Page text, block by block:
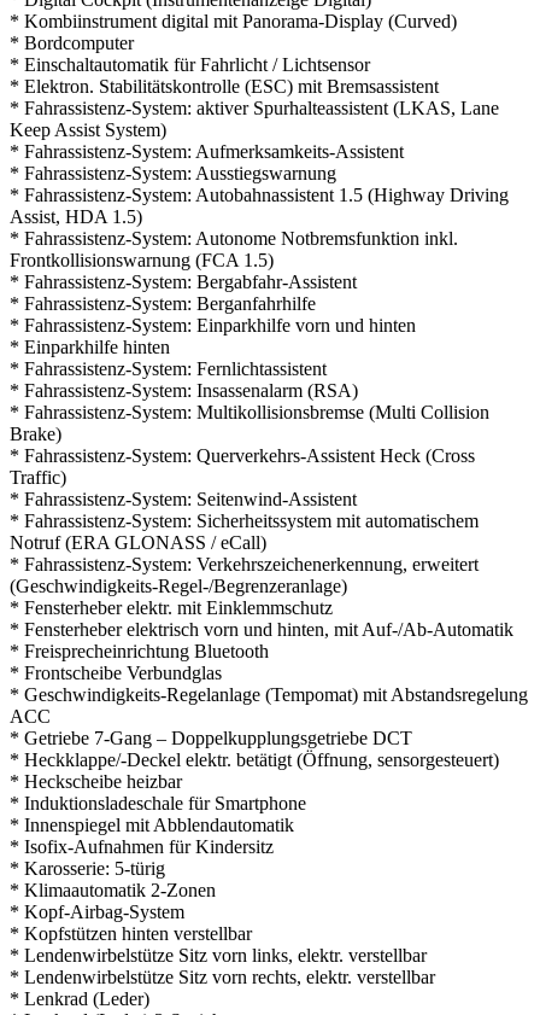
* Kombiinstrument digital mit Panorama-Display (Curved)
* Bordcomputer
* Einschaltautomatik für Fahrlicht / Lichtsensor
* Elektron. Stabilitätskontrolle (ESC) mit Bremsassistent
* Fahrassistenz-System: aktiver Spurhalteassistent (LKAS, Lane
Keep Assist System)
* Fahrassistenz-System: Aufmerksamkeits-Assistent
* Fahrassistenz-System: Ausstiegswarnung
* Fahrassistenz-System: Autobahnassistent 1.5 (Highway Driving
Assist, HDA 1.5)
* Fahrassistenz-System: Autonome Notbremsfunktion inkl.
Frontkollisionswarnung (FCA 1.5)
* Fahrassistenz-System: Bergabfahr-Assistent
* Fahrassistenz-System: Berganfahrhilfe
* Fahrassistenz-System: Einparkhilfe vorn und hinten
* Einparkhilfe hinten
* Fahrassistenz-System: Fernlichtassistent
* Fahrassistenz-System: Insassenalarm (RSA)
* Fahrassistenz-System: Multikollisionsbremse (Multi Collision
Brake)
* Fahrassistenz-System: Querverkehrs-Assistent Heck (Cross
Traffic)
* Fahrassistenz-System: Seitenwind-Assistent
* Fahrassistenz-System: Sicherheitssystem mit automatischem
Notruf (ERA GLONASS / eCall)
* Fahrassistenz-System: Verkehrszeichenerkennung, erweitert
(Geschwindigkeits-Regel-/Begrenzeranlage)
* Fensterheber elektr. mit Einklemmschutz
* Fensterheber elektrisch vorn und hinten, mit Auf-/Ab-Automatik
* Freisprecheinrichtung Bluetooth
* Frontscheibe Verbundglas
* Geschwindigkeits-Regelanlage (Tempomat) mit Abstandsregelung
ACC
* Getriebe 7-Gang – Doppelkupplungsgetriebe DCT
* Heckklappe/-Deckel elektr. betätigt (Öffnung, sensorgesteuert)
* Heckscheibe heizbar
* Induktionsladeschale für Smartphone
* Innenspiegel mit Abblendautomatik
* Isofix-Aufnahmen für Kindersitz
* Karosserie: 5-türig
* Klimaautomatik 2-Zonen
* Kopf-Airbag-System
* Kopfstützen hinten verstellbar
* Lendenwirbelstütze Sitz vorn links, elektr. verstellbar
* Lendenwirbelstütze Sitz vorn rechts, elektr. verstellbar
* Lenkrad (Leder)